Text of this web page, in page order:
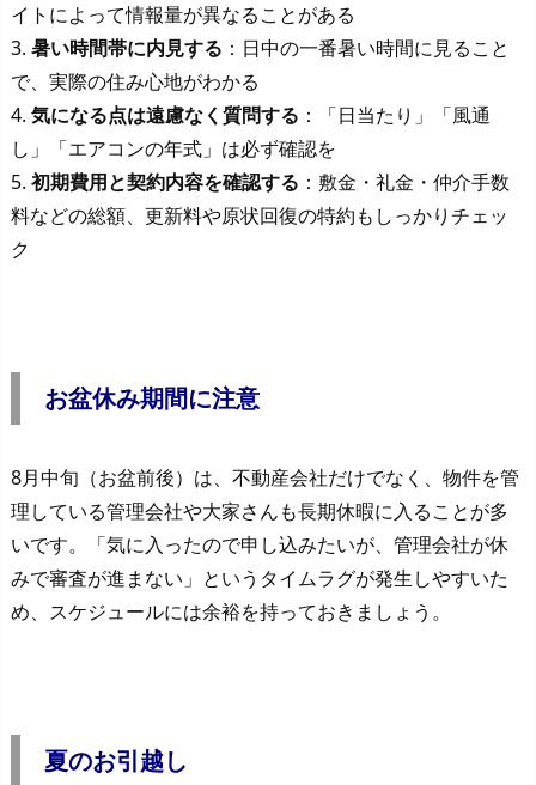
イトによって情報量が異なることがある
3. 暑い時間帯に内見する ：日中の一番暑い時間に見ること
で、実際の住み心地がわかる
4. 気になる点は遠慮なく質問する ：「日当たり」「風通
し」「エアコンの年式」は必ず確認を
5. 初期費用と契約内容を確認する ：敷金・礼金・仲介手数
料などの総額、更新料や原状回復の特約もしっかりチェッ
ク
お盆休み期間に注意
8月中旬（お盆前後）は、不動産会社だけでなく、物件を管
理している管理会社や大家さんも長期休暇に入ることが多
いです。「気に入ったので申し込みたいが、管理会社が休
みで審査が進まない」というタイムラグが発生しやすいた
め、スケジュールには余裕を持っておきましょう。
夏のお引越し